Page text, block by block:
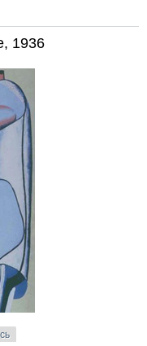
1936